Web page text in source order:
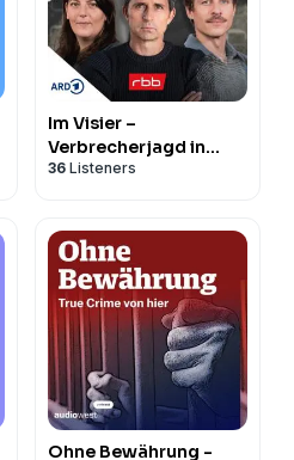
Im Visier –
Verbrecherjagd in
Berlin und
36 Listeners
Ohne Bewährung -